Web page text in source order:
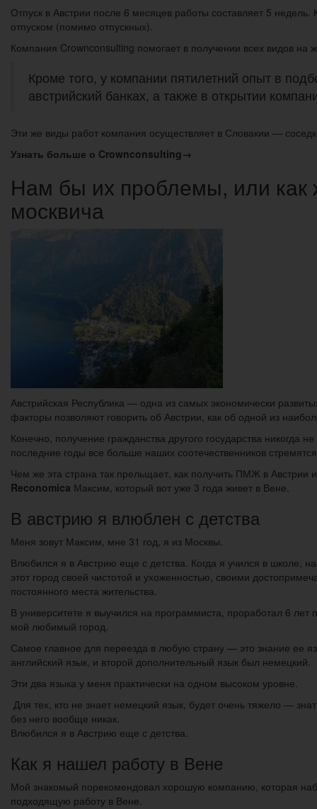
Отпуск в Австрии после 6 месяцев работы составляет 5
отпуском (помимо отпускных).
Компания Crownconsulting помогает в получении всех видов на
Кроме того, у компании пятилетний опыт в
австрийский банках, а также в открытии
Эти же виды работ компания осуществляет в Словакии —
Узнать больше о Crownconsulting→
Нам бы их проблемы, или как
москвича
Австрийская Республика — одна из самых экономически
факторы позволяют говорить об Австрии, как об одной из
Конечно, получение гражданства другого государства
последние годы все больше наших соотечественников
Чем же эта страна так прельщает, как получить ПМЖ в Австрии
Reconomica Максим, который вот уже 3 года живет в Вене.
В австрию я влюблен с детства
Меня зовут Максим, мне 31 год, я из Москвы.
Влюбился я в Австрию еще с детства. Когда я учился в школе,
этот город своей чистотой и ухоженностью, своими
постоянного места жительства.
В университете я выучился на программиста, проработал 6
мой любимый город.
Самое главное для переезда в любую страну — это знание ее
английский язык, и второй дополнительный язык был немецкий.
Эти два языка у меня практически на одном высоком уровне.
Для тех, кто не знает немецкий язык, будет очень тяжело —
без него вообще никак.
Влюбился я в Австрию еще с детства.
Как я нашел работу в Вене
Мой знакомый порекомендовал хорошую компанию, которая
подходящую работу в Вене.